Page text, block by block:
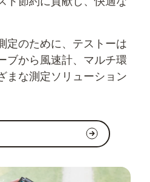
定のために、テストーは
ブから風速計、マルチ環
まな測定ソリューション